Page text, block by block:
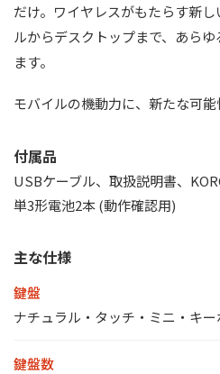
だけ。ワイヤレスがもたらす新
ルからデスクトップまで、あら
ます。
モバイルの機動力に、新たな可能
付属品
USBケーブル、取扱説明書、
単3形電池2本 (動作確認用)
主な仕様
鍵盤
ナチュラル・タッチ・ミニ・キー
鍵盤数